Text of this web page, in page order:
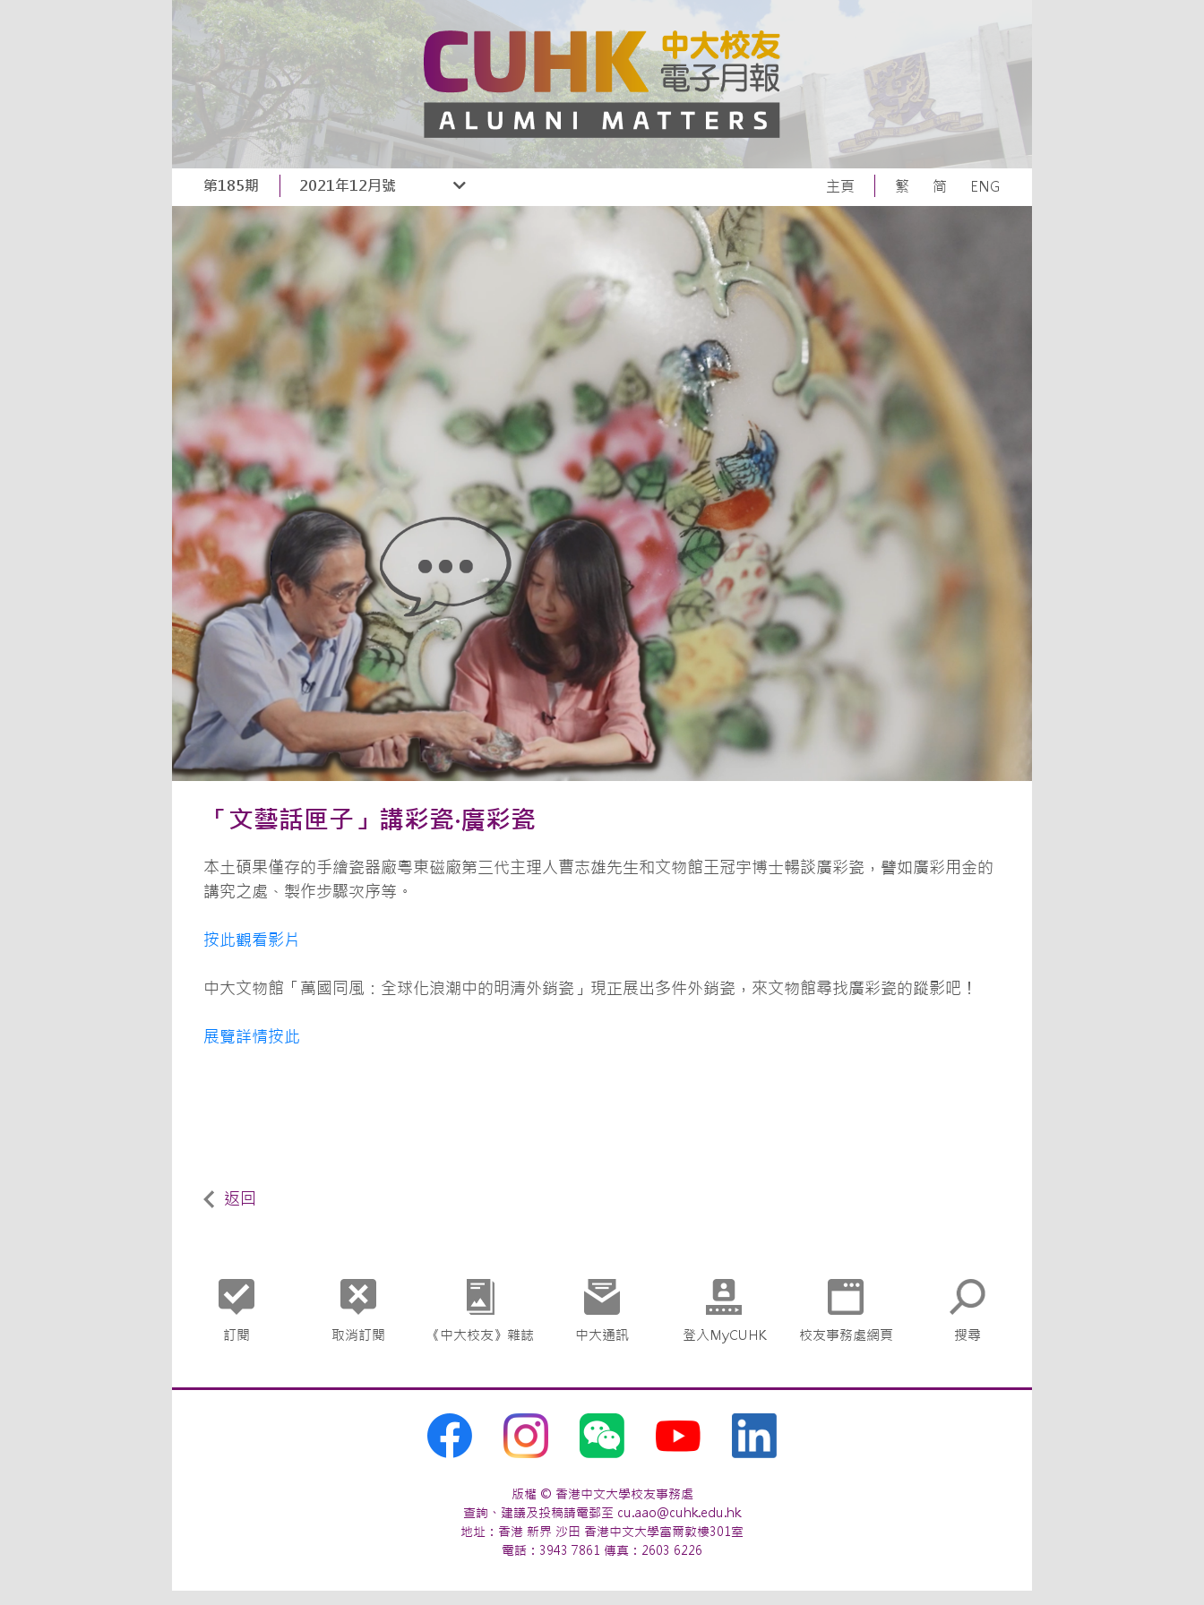
第185期 2021年12月號 主頁 繁 简 ENG
「文藝話匣子」講彩瓷‧廣彩瓷
本土碩果僅存的手繪瓷器廠粵東磁廠第三代主理人曹志雄先生和文物館王冠宇博士暢談廣彩瓷，譬如廣彩用金的
講究之處、製作步驟次序等。
按此觀看影片
中大文物館「萬國同風：全球化浪潮中的明清外銷瓷」現正展出多件外銷瓷，來文物館尋找廣彩瓷的蹤影吧！
展覽詳情按此
返回
訂閱 取消訂閱 《中大校友》雜誌 中大通訊 登入MyCUHK 校友事務處網頁 搜尋
版權 © 香港中文大學校友事務處
查詢、建議及投稿請電郵至 cu.aao@cuhk.edu.hk
地址：香港 新界 沙田 香港中文大學富爾敦樓301室
電話：3943 7861 傳真：2603 6226